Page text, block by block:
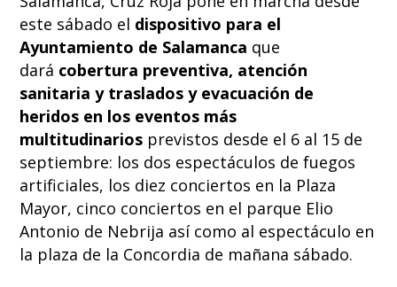
este sábado el dispositivo para el
Ayuntamiento de Salamanca que
dará cobertura preventiva, atención
sanitaria y traslados y evacuación de
heridos en los eventos más
multitudinarios previstos desde el 6 al 15 de
septiembre: los dos espectáculos de fuegos
artificiales, los diez conciertos en la Plaza
Mayor, cinco conciertos en el parque Elio
Antonio de Nebrija así como al espectáculo en
la plaza de la Concordia de mañana sábado.